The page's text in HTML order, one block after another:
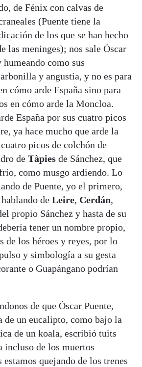
de Fénix con calvas de
(Puente tiene la
de los que se han hecho
las meninges); nos sale Óscar
como sus
y angustia, y no es para
cómo arde España sino para
en cómo arde la Moncloa.
España por sus cuatro picos
ya hace mucho que arde la
picos de colchón de
de Tàpies de Sánchez, que
como musgo ardiendo. Lo
de Puente, yo el primero,
de Leire, Cerdán,
propio Sánchez y hasta de su
tener un nombre propio,
de los héroes y reyes, por lo
y simbología a su gesta
o Guapángano podrían
de que Óscar Puente,
de un eucalipto, como bajo la
de un koala, escribió tuits
incluso de los muertos
quejando de los trenes